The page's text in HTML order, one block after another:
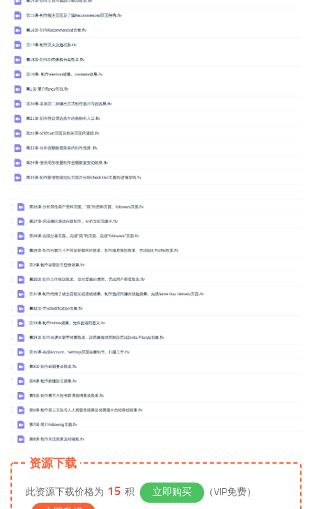
资源下载
此资源下载价格为 15 积 立即购买
（VIP免费）